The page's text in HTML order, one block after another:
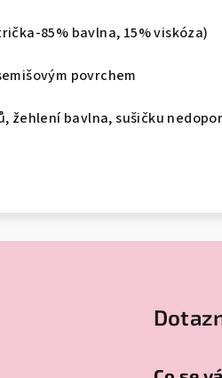
85% bavlna, 15% viskóza)
povrchem
žehlení bavlna, sušičku